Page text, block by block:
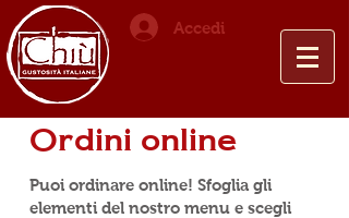
Accedi
Ordini online
Puoi ordinare online! Sfoglia gli
elementi del nostro menu e scegli